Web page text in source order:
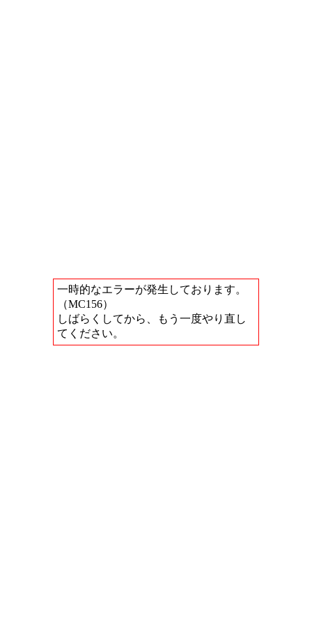
一時的なエラーが発生しております。
（MC156）
しばらくしてから、もう一度やり直し
てください。